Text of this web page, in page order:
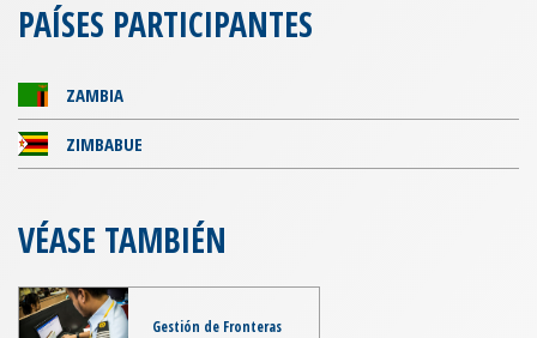
PAÍSES PARTICIPANTES
ZAMBIA
ZIMBABUE
VÉASE TAMBIÉN
Gestión de Fronteras